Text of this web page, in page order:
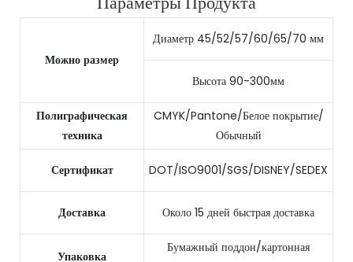
Можно размер
Диаметр 45/52/57/60/65/70 мм
Высота 90-300мм
Полиграфическая
техника
CMYK/Pantone/Белое покрытие/
Обычный
Сертификат DOT/ISO9001/SGS/DISNEY/SEDEX
Доставка Около 15 дней быстрая доставка
Упаковка
Бумажный поддон/картонная